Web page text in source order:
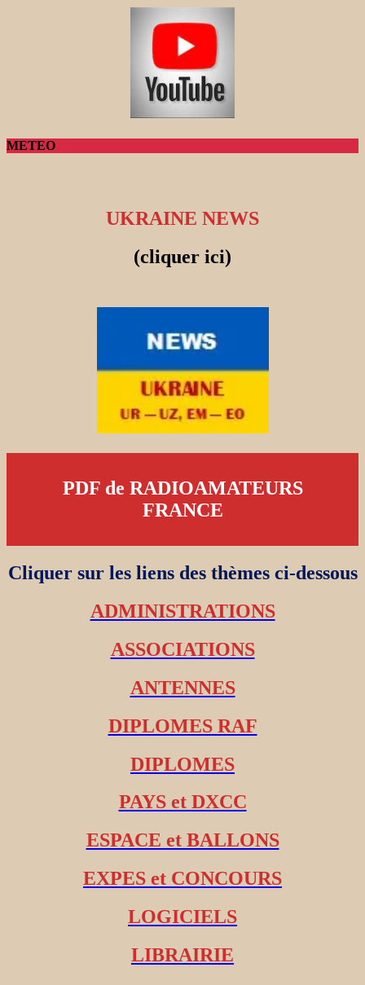
METEO
UKRAINE NEWS
(cliquer ici)
PDF de RADIOAMATEURS
FRANCE
Cliquer sur les liens des thèmes ci-dessous
ADMINISTRATIONS
ASSOCIATIONS
ANTENNES
DIPLOMES RAF
DIPLOMES
PAYS et DXCC
ESPACE et BALLONS
EXPES et CONCOURS
LOGICIELS
LIBRAIRIE